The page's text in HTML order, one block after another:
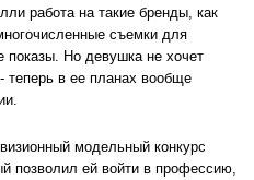
работа на такие бренды, как
съемки для
Но девушка не хочет
теперь в ее планах вообще
модельный конкурс
позволил ей войти в профессию,